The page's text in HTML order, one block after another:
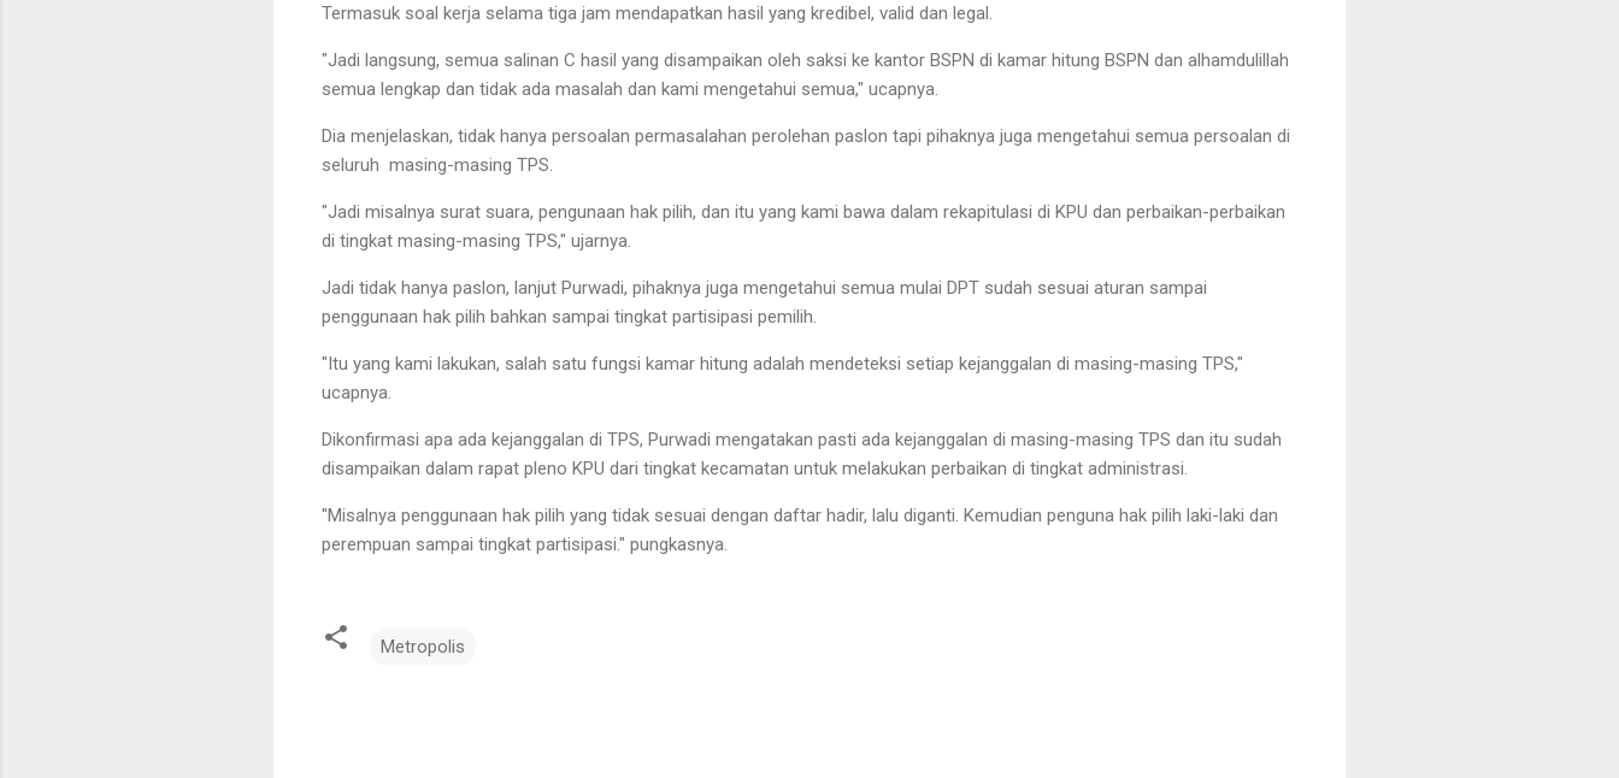
Termasuk soal kerja selama tiga jam mendapatkan hasil yang kredibel, valid dan legal.
"Jadi langsung, semua salinan C hasil yang disampaikan oleh saksi ke kantor BSPN di kamar hitung BSPN dan alhamdulillah
semua lengkap dan tidak ada masalah dan kami mengetahui semua," ucapnya.
Dia menjelaskan, tidak hanya persoalan permasalahan perolehan paslon tapi pihaknya juga mengetahui semua persoalan di
seluruh masing-masing TPS.
"Jadi misalnya surat suara, pengunaan hak pilih, dan itu yang kami bawa dalam rekapitulasi di KPU dan perbaikan-perbaikan
di tingkat masing-masing TPS," ujarnya.
Jadi tidak hanya paslon, lanjut Purwadi, pihaknya juga mengetahui semua mulai DPT sudah sesuai aturan sampai
penggunaan hak pilih bahkan sampai tingkat partisipasi pemilih.
"Itu yang kami lakukan, salah satu fungsi kamar hitung adalah mendeteksi setiap kejanggalan di masing-masing TPS,"
ucapnya.
Dikonfirmasi apa ada kejanggalan di TPS, Purwadi mengatakan pasti ada kejanggalan di masing-masing TPS dan itu sudah
disampaikan dalam rapat pleno KPU dari tingkat kecamatan untuk melakukan perbaikan di tingkat administrasi.
"Misalnya penggunaan hak pilih yang tidak sesuai dengan daftar hadir, lalu diganti. Kemudian penguna hak pilih laki-laki dan
perempuan sampai tingkat partisipasi." pungkasnya.
Metropolis